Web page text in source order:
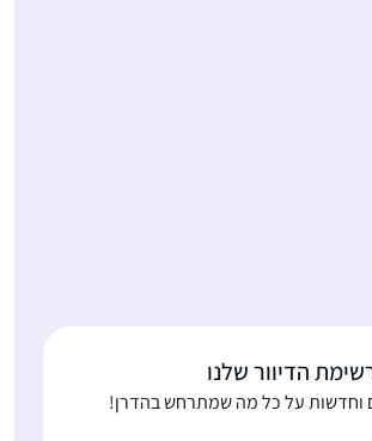
הדיוור שלנו
וחדשות על כל מה שמתרחש בהדרן!